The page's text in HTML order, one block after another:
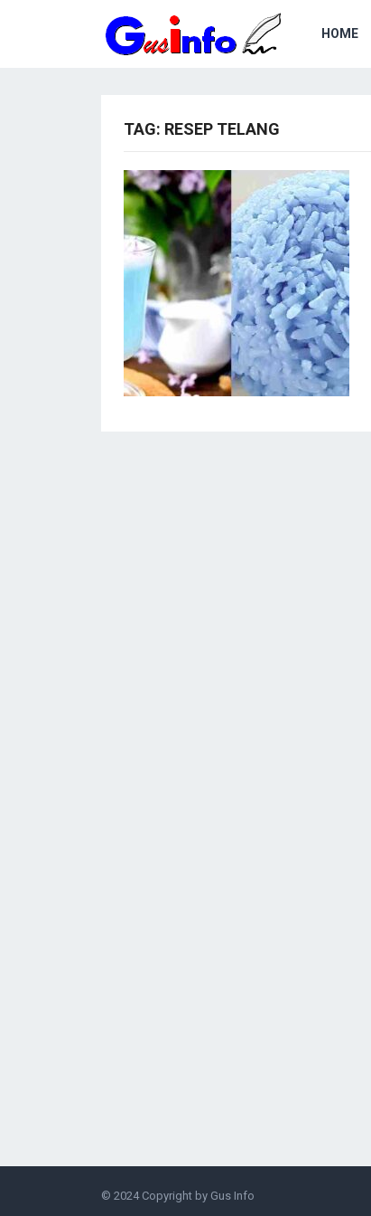
HOME
TAG: RESEP TELANG
© 2024 Copyright by Gus Info